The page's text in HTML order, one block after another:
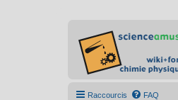
Raccourcis FAQ